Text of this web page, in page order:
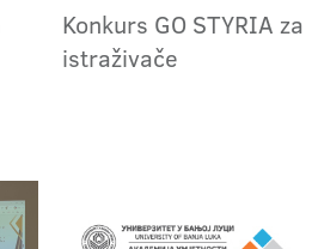
Konkurs GO STYRIA za
istraživače